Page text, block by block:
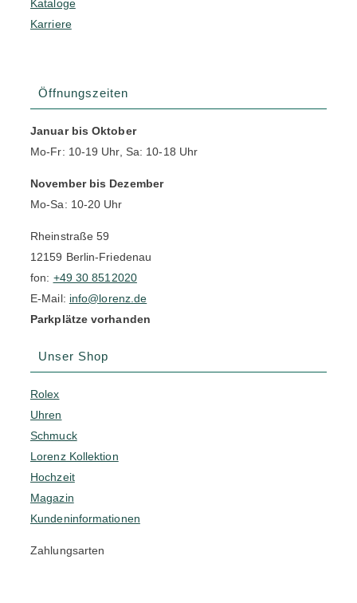
Kataloge
Karriere
Öffnungszeiten
Januar bis Oktober
Mo-Fr: 10-19 Uhr, Sa: 10-18 Uhr
November bis Dezember
Mo-Sa: 10-20 Uhr
Rheinstraße 59
12159 Berlin-Friedenau
fon: +49 30 8512020
E-Mail: info@lorenz.de
Parkplätze vorhanden
Unser Shop
Rolex
Uhren
Schmuck
Lorenz Kollektion
Hochzeit
Magazin
Kundeninformationen
Zahlungsarten